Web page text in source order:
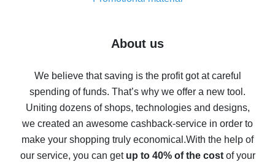
Five ways to get the most cash back on AliExpress
back
10% cash back on AliExpress - the impossible is
possible
The best cash back on AliExpress - how to find it
The best cash back service for AliExpress - let's
compare offers
About us
We believe that saving is the profit got at careful
spending of funds. That’s why we offer a new tool.
Uniting dozens of shops, technologies and designs,
we created an awesome cashback-service in order to
make your shopping truly economical.With the help of
our service, you can get up to 40% of the costof your